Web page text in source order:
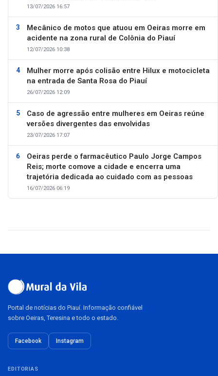
13/07/2026 16:57
Mecânico de motos que atuou em Oeiras morre em
acidente na zona rural de Colônia do Piauí
12/07/2026 10:38
Mulher morre após colisão entre Hilux e motocicleta
na entrada de Santa Rosa do Piauí
26/07/2026 12:09
Caso de agressão entre mulheres em Oeiras reúne
versões divergentes das envolvidas
23/07/2026 17:07
Oeiras perde o farmacêutico Paulo Jorge Campos
Reis; morte comove a cidade e encerra uma
trajetória dedicada ao cuidado com as pessoas
16/07/2026 06:19
Portal de notícias do Piauí. Informação confiável
sobre Oeiras, Teresina e todo o estado.
Facebook Instagram
EDITORIAS